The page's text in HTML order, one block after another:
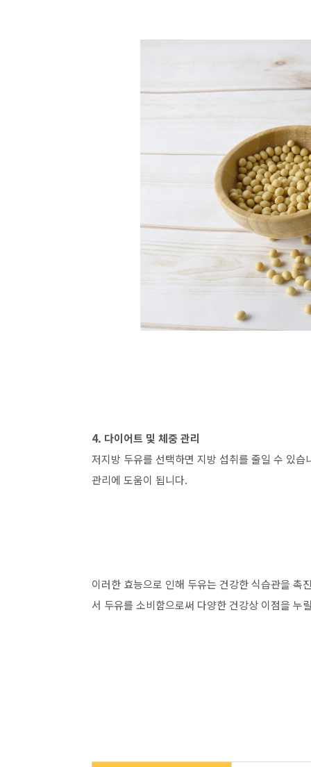
4. 다이어트 및 체중 관리
저지방 두유를 선택하면 지방 섭취를 줄일 수 있
관리에 도움이 됩니다.
이러한 효능으로 인해 두유는 건강한 식습관을 촉
서 두유를 소비함으로써 다양한 건강상 이점을 누